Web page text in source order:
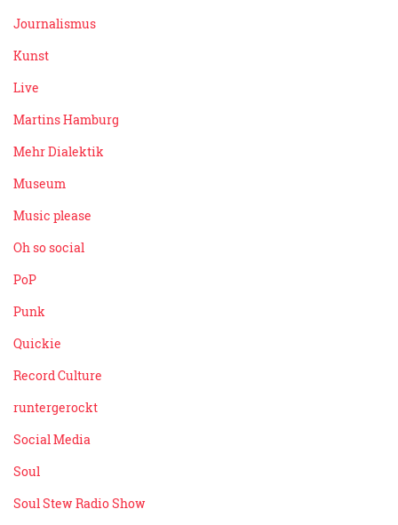
Journalismus
Kunst
Live
Martins Hamburg
Mehr Dialektik
Museum
Music please
Oh so social
PoP
Punk
Quickie
Record Culture
runtergerockt
Social Media
Soul
Soul Stew Radio Show